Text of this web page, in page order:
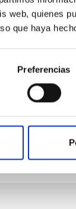
web, quienes
que haya
Preferencias